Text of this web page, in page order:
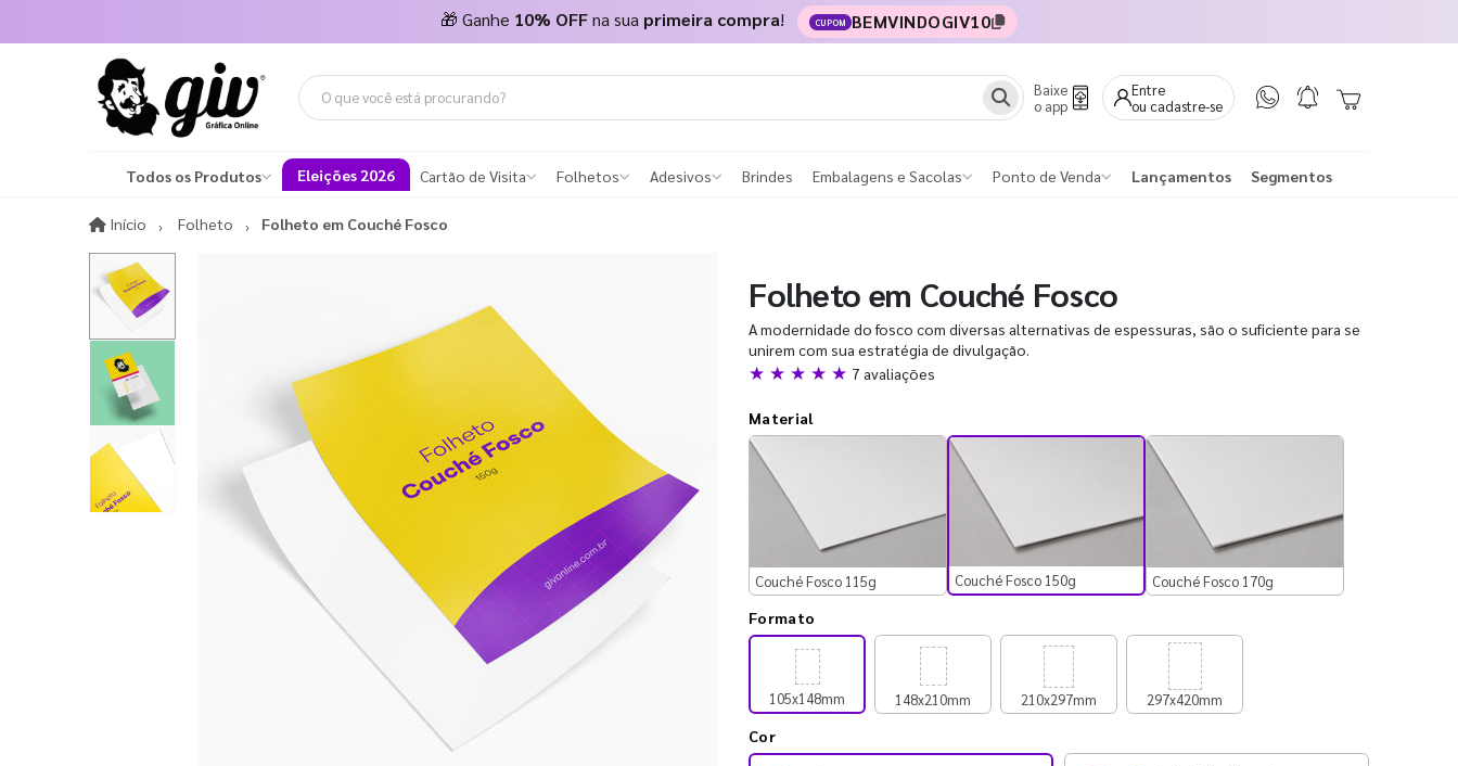
🎁 Ganhe 10% OFFna sua primeira compra! CUPOM BEMVINDOGIV10
Baixe
o app
Entre
ou cadastre-se
Todos os Produtos Eleições 2026 Cartão de Visita Folhetos Adesivos Brindes Embalagens e Sacolas Ponto de Venda Lançamentos Segmentos
Início InícioFolheto Folheto em Couché Fosco
Folheto em Couché Fosco
A modernidade do fosco com diversas alternativas de espessuras, são o suficiente para se
unirem com sua estratégia de divulgação.
★ ★ ★ ★ ★ 7 avaliações
Material
Couché Fosco 115g Couché Fosco 150g Couché Fosco 170g
Formato
105x148mm 148x210mm 210x297mm 297x420mm
Cor